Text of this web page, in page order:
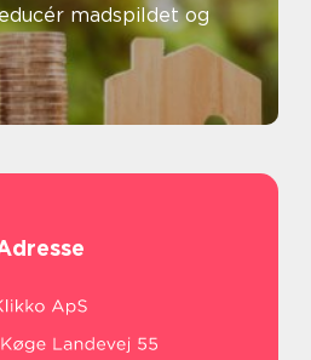
madspildet og